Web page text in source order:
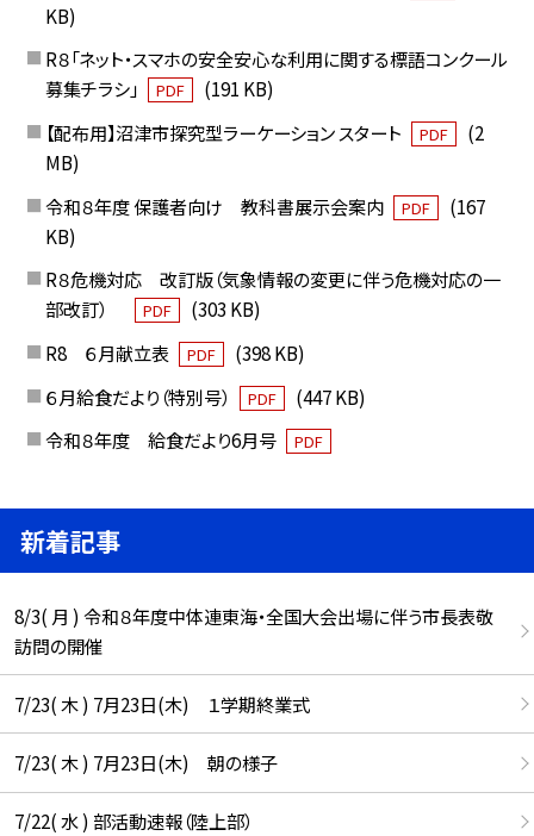
KB)
R８「ネット・スマホの安全安心な利用に関する標語コンクール
募集チラシ」
PDF
(191 KB)
【配布用】沼津市探究型ラーケーション スタート
PDF
(2
MB)
令和８年度 保護者向け 教科書展示会案内
PDF
(167
KB)
R８危機対応 改訂版（気象情報の変更に伴う危機対応の一
部改訂）
PDF
(303 KB)
R8 ６月献立表
PDF
(398 KB)
６月給食だより（特別号）
PDF
(447 KB)
令和８年度 給食だより6月号
PDF
新着記事
8/3( 月 ) 令和８年度中体連東海・全国大会出場に伴う市長表敬
訪問の開催
7/23( 木 ) 7月23日(木) １学期終業式
7/23( 木 ) 7月23日(木) 朝の様子
7/22( 水 ) 部活動速報（陸上部）